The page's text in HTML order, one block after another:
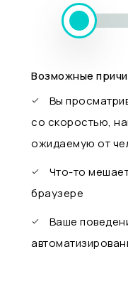
Возможные
Вы
со скоростью,
ожидаемую от
Что-то
браузере
Ваше